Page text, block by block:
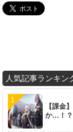
人気記事ランキン
【課金
か…！？